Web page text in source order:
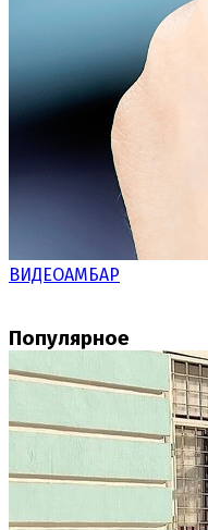
ВИДЕОАМБАР
Популярное